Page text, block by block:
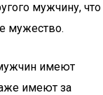
мужчину, что
мужество.
имеют
имеют за